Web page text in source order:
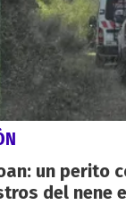
un perito
del nene